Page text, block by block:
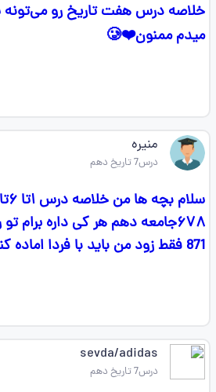
خلاصه درس هفت تاریخ رو می‌تونه
میدم ممنون❤️🥲
منیره
درس7 تاریخ دهم
871 فقط زود من باید با فردا اماده کنم تاج میدم
sevda/adidas
درس7 تاریخ دهم